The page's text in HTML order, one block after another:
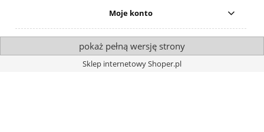
Moje konto
pokaż pełną wersję strony
Sklep internetowy Shoper.pl